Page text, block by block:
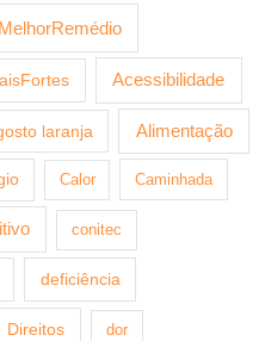
Acessibilidade
laranja Alimentação
Calor Caminhada
conitec
deficiência
Direitos dor